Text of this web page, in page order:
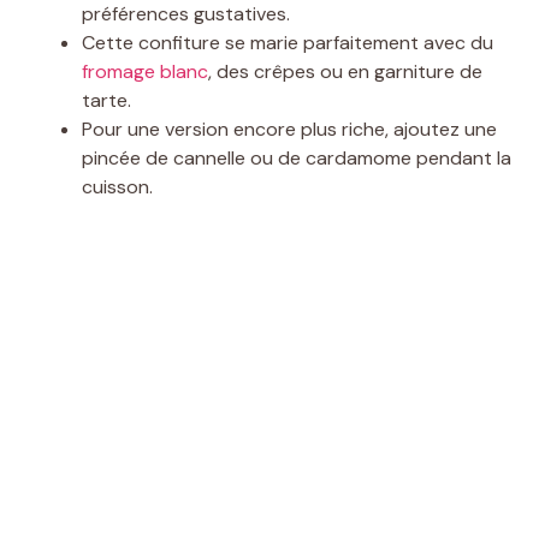
préférences gustatives.
Cette confiture se marie parfaitement avec du
fromage blanc, des crêpes ou en garniture de
tarte.
Pour une version encore plus riche, ajoutez une
pincée de cannelle ou de cardamome pendant la
cuisson.